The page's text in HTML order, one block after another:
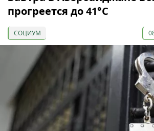
прогреется до 41°С
СОЦИУМ